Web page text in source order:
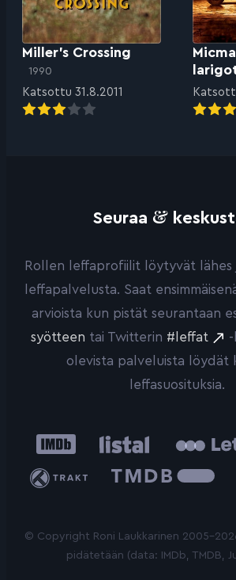
Miller’s Crossing
1990
Katsottu 31.8.2011
Seuraa &
Rollen leffaprofiilit löytyvät lähes
leffapalvelusta. Saat
arvioista kun pistät seurantaan
syötteen tai Twitterin #leffat
olevista palveluista löydät
leffasuosituksia.
IMDb Listal
Trakt
Database
© Copyright Roni Laukkarinen 2005-
pidätetään (data: IMDb, TMDB,